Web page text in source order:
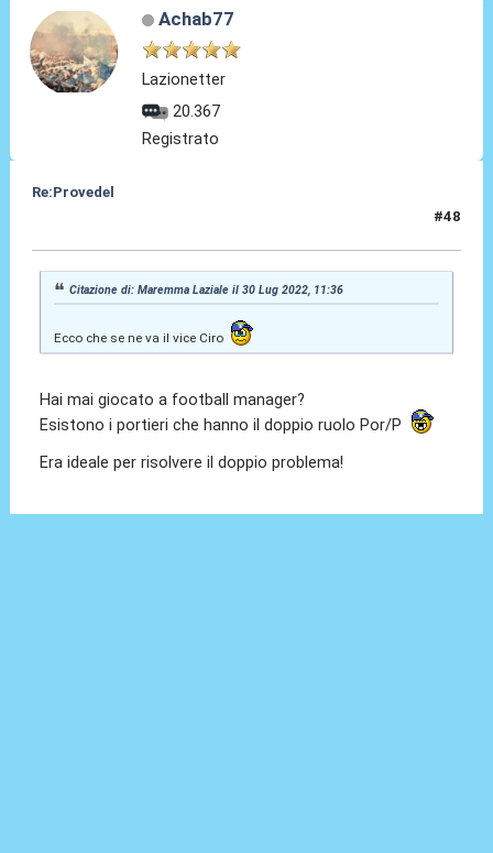
Achab77
Lazionetter
20.367
Registrato
Re:Provedel
#48
Citazione di: Maremma Laziale il 30 Lug 2022, 11:36
Ecco che se ne va il vice Ciro
Hai mai giocato a football manager?
Esistono i portieri che hanno il doppio ruolo Por/P
Era ideale per risolvere il doppio problema!